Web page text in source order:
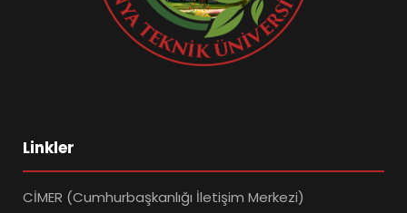
Linkler
CİMER (Cumhurbaşkanlığı İletişim Merkezi)